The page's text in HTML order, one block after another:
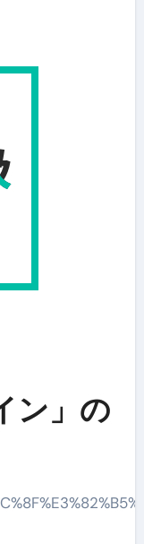
ン」の